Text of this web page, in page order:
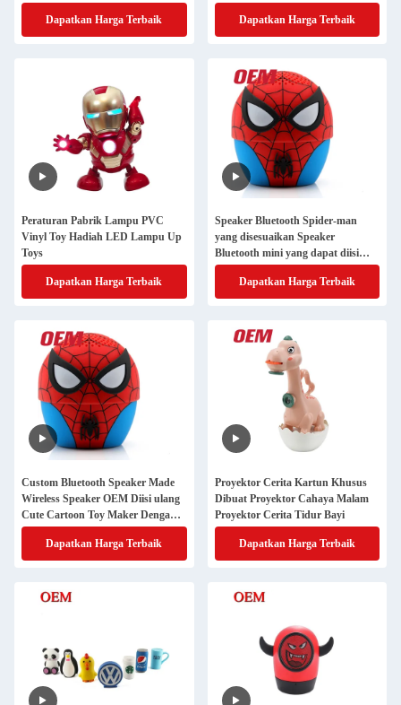
Dapatkan Harga Terbaik
Cartoon Microphone Toys
Dapatkan Harga Terbaik
Peraturan Pabrik Lampu PVC
Vinyl Toy Hadiah LED Lampu Up
Toys
Dapatkan Harga Terbaik
Speaker Bluetooth Spider-man
yang disesuaikan Speaker
Bluetooth mini yang dapat diisi
ulang
Dapatkan Harga Terbaik
Custom Bluetooth Speaker Made
Wireless Speaker OEM Diisi ulang
Cute Cartoon Toy Maker Dengan
Musik
Dapatkan Harga Terbaik
Proyektor Cerita Kartun Khusus
Dibuat Proyektor Cahaya Malam
Proyektor Cerita Tidur Bayi
Dapatkan Harga Terbaik